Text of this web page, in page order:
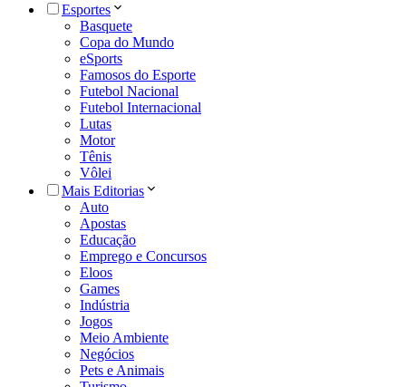
Esportes
Basquete
Copa do Mundo
eSports
Famosos do Esporte
Futebol Nacional
Futebol Internacional
Lutas
Motor
Tênis
Vôlei
Mais Editorias
Auto
Apostas
Educação
Emprego e Concursos
Eloos
Games
Indústria
Jogos
Meio Ambiente
Negócios
Pets e Animais